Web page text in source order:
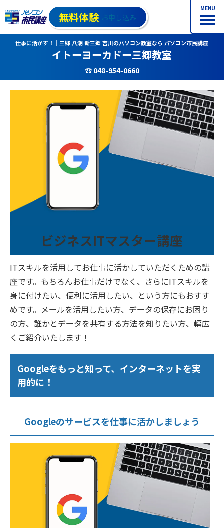
MENU
無料体験 お申し込み
仕事に活かす！｜三郷 八潮 新三郷 吉川のパソコン教室なら パソコン市民講座
イトーヨーカドー三郷教室
☎ 048-954-0660
ビジネスITマスター講座
ITスキルを活用してお仕事に活かしていただくための講
座です。もちろんお仕事だけでなく、さらにITスキルを
身に付けたい、便利に活用したい、という方にもおすす
めです。メールを活用したい方、データの保存にお困り
の方、誰かとデータを共有する方法を知りたい方、幅広
くご紹介いたします！
Googleをもっと知って、インターネットを実
用的に！
Googleのサービスを仕事に活かしましょう